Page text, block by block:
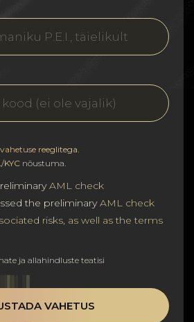
vahetuse reeglitega
KYC nõustuma.
AML check
the preliminaryAML check
risks, as well as the terms
ja allahindluste teatisi
VAHETUS